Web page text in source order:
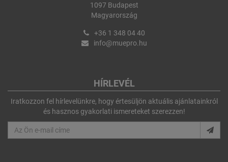
1097 Budapest
Magyarország
+36 1 348 04 40
info@muepro.hu
HÍRLEVÉL
Iratkozzon fel hírlevelünkre, hogy értesüljön aktuális ajánlatainkról
és hasznos gyakorlati ismereteket szerezzen!